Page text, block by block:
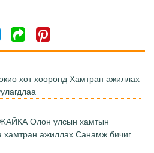
хот хооронд Хамтран ажиллах
Олон улсын хамтын
хамтран ажиллах Санамж бичиг